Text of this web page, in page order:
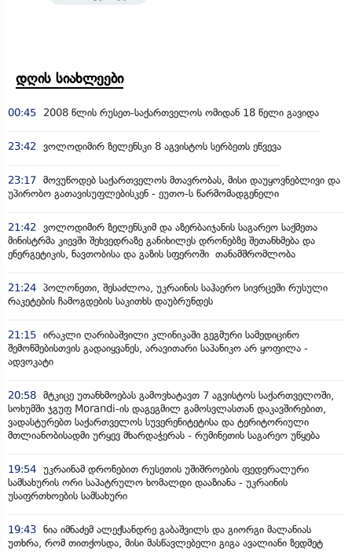
დღის სიახლეები
00:45 2008 წლის რუსეთ-საქართველოს ომიდან 18 წელი გავიდა
23:42 ვოლოდიმირ ზელენსკი 8 აგვისტოს სერბეთს ეწვევა
23:17 მოვუწოდებ საქართველოს მთავრობას, მისი დაუყოვნებლივი და
უპირობო გათავისუფლებისკენ - ეუთო-ს წარმომადგენელი
21:42
ვოლოდიმირ ზელენსკიმ და აზერბაიჯანის საგარეო საქმეთა
მინისტრმა კიევში შეხვედრაზე განიხილეს დრონებზე შეთანხმება და
ენერგეტიკის, ნავთობისა და გაზის სფეროში თანამშრომლობა
21:24 პოლონეთი, შესაძლოა, უკრაინის საჰაერო სივრცეში რუსული
რაკეტების ჩამოგდების საკითხს დაუბრუნდეს
21:15 ირაკლი ღარიბაშვილი კლინიკაში გეგმური სამედიცინო
შემოწმებისთვის გადაიყვანეს, არავითარი საპანიკო არ ყოფილა -
ადვოკატი
20:58 მტკიცე უთანხმოებას გამოვხატავთ 7 აგვისტოს საქართველოში,
სოხუმში ჯგუფ Morandi-ის დაგეგმილ გამოსვლასთან დაკავშირებით,
ვადასტურებთ საქართველოს სუვერენიტეტისა და ტერიტორიული
მთლიანობისადმი ურყევ მხარდაჭერას - რუმინეთის საგარეო უწყება
19:54 უკრაინამ დრონებით რუსეთის უშიშროების ფედერალური
სამსახურის ორი საპატრულო ხომალდი დააზიანა - უკრაინის
უსაფრთხოების სამსახური
19:43 ნია იმნაძემ ალექსანდრე გაბაშვილს და გიორგი მალანიას
უთხრა, რომ თითქოსდა, მისი მასწავლებელი გიგა ავალიანი ზედმეტ